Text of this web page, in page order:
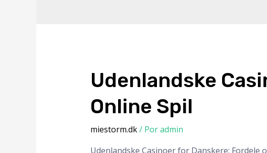
Udenlandske
Online Spil
miestorm.dk/ Poradmin
Udenlandske Casinoer for Danskere: